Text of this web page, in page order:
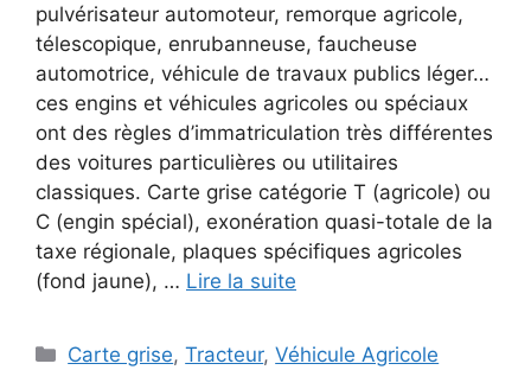
pulvérisateur automoteur, remorque agricole,
télescopique, enrubanneuse, faucheuse
automotrice, véhicule de travaux publics léger…
ces engins et véhicules agricoles ou spéciaux
ont des règles d’immatriculation très différentes
des voitures particulières ou utilitaires
classiques. Carte grise catégorie T (agricole) ou
C (engin spécial), exonération quasi-totale de la
taxe régionale, plaques spécifiques agricoles
(fond jaune), … Lire la suite
Catégories
Carte grise,Tracteur,Véhicule Agricole